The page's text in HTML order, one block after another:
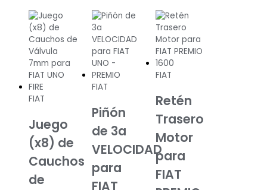
FIAT
Juego
(x8) de
Cauchos
de
FIAT
Piñón
de 3a
VELOCIDAD
para
FIAT
FIAT
Retén
Trasero
Motor
para
FIAT